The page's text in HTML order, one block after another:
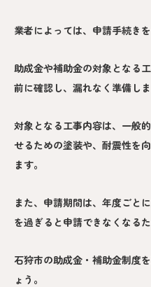
業者によっては、申請手続き
助成金や補助金の対象となる
前に確認し、漏れなく準備しま
対象となる工事内容は、一般
せるための塗装や、耐震性を
ます。
また、申請期間は、年度ごと
を過ぎると申請できなくなる
石狩市の助成金・補助金制度
ょう。